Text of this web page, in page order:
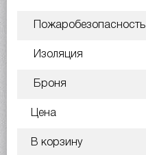
Пожаробезопасность
Изоляция
Броня
Цена
В корзину